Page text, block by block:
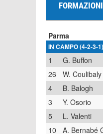
FORMAZIONI
Parma
IN CAMPO (4-2-3-1)
1
G. Buffon
26
W. Coulibaly
4 B. Balogh
3
Y. Osorio
5
L. Valenti
10
A. Bernabé